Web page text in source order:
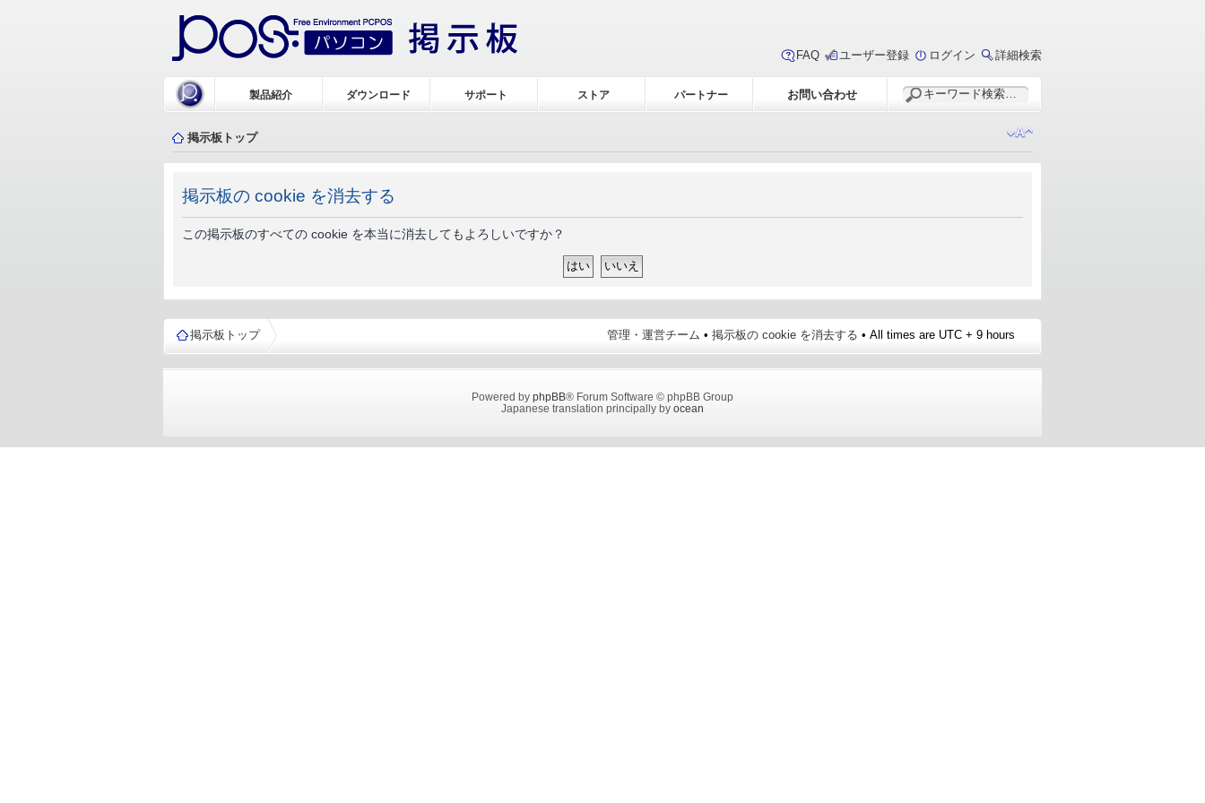
FAQ ユーザー登録 ログイン 詳細検索
製品紹介 ダウンロード サポート ストア パートナー お問い合わせ
掲示板トップ
掲示板の cookie を消去する
この掲示板のすべての cookie を本当に消去してもよろしいですか？
掲示板トップ 管理・運営チーム • 掲示板の cookie を消去する • All times are UTC + 9 hours
Powered by phpBB® Forum Software © phpBB Group
Japanese translation principally by ocean